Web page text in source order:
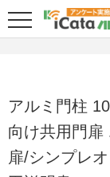
アルミ門柱
向け共用門扉
扉/シンプレ